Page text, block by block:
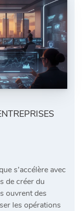
s’accélère avec
de créer du
ouvrent des
les opérations